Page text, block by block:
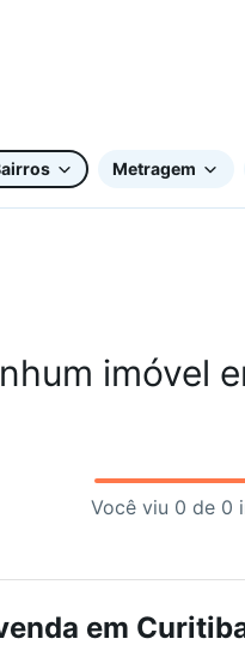
Metragem
imóvel
Você viu 0 de 0
em